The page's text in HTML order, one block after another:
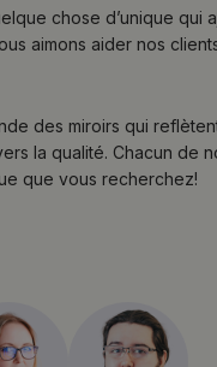
chose d’unique qui
aimons aider nos
des miroirs qui
la qualité. Chacun de
que vous recherchez!